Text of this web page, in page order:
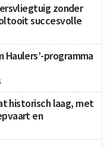
zonder
succesvolle
Haulers’-programma
historisch laag, met
en